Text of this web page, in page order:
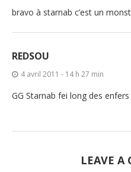
bravo à starnab c’est un
REDSOU
4 avril 2011 - 14 h 27 min
GG Starnab fei long des enfers
LEAVE A